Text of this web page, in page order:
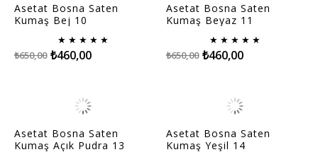
Asetat Bosna Saten
Kumaş Bej 10
★ ★ ★ ★ ★
₺460,00
₺650,00
Asetat Bosna Saten
Kumaş Beyaz 11
★ ★ ★ ★ ★
₺460,00
₺650,00
Asetat Bosna Saten
Kumaş Açık Pudra 13
Asetat Bosna Saten
Kumaş Yeşil 14